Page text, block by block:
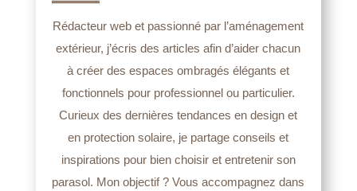
Rédacteur web et passionné par l’aménagement
extérieur, j’écris des articles afin d’aider chacun
à créer des espaces ombragés élégants et
fonctionnels pour professionnel ou particulier.
Curieux des dernières tendances en design et
en protection solaire, je partage conseils et
inspirations pour bien choisir et entretenir son
parasol. Mon objectif ? Vous accompagnez dans